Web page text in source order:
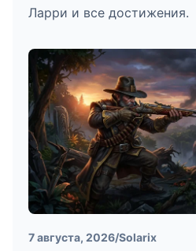
Ларри и все достижения.
7 августа, 2026/Solarix